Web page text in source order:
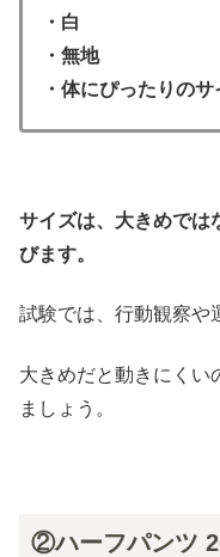
・白
・無地
・体にぴったりのサ
サイズは、大きめでは
びます。
試験では、行動観察や
大きめだと動きにくい
ましょう。
②ハーフパンツ